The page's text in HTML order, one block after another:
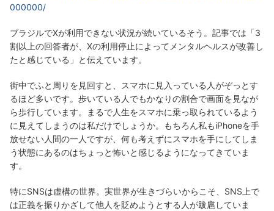
000000/
ブラジルでXが利用できない状況が続いているそう。記事では「3
割以上の回答者が、Xの利用停止によってメンタルヘルスが改善し
たと感じている」と伝えています。
街中でふと周りを見回すと、スマホに見入っている人がぞっとす
るほど多いです。歩いている人でもかなりの割合で画面を見なが
ら歩行しています。まるで人生をスマホに乗っ取られているよう
に見えてしまうのは私だけでしょうか。もちろん私もiPhoneを手
放せない人間の一人ですが、何も考えずにスマホを手にしてしま
う状態にあるのはちょっと怖いと感じるようになってきていま
す。
特にSNSは虚構の世界。実世界が生きづらいからこそ、SNS上で
は正義を振りかざして他人を貶めようとする人が跋扈していま